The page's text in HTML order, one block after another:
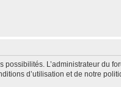
L’administrateur du
d’utilisation et de notre